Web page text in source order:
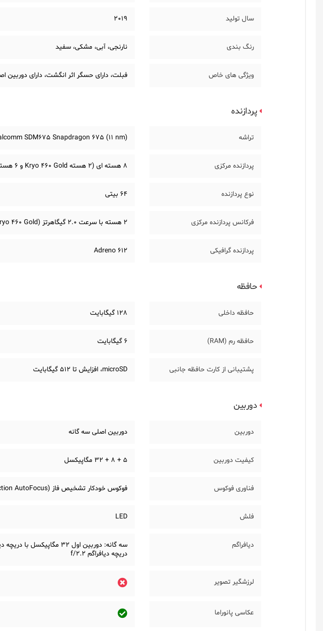
سال تولید 2019
رنگ بندی نارنجی، آبی، مشکی، سفید
ویژگی های خاص فبلت، دارای حسگر اثر انگشت، دارای
پردازنده
تراشه SDM675 Snapdragon 675 (11 nm)
پردازنده مرکزی 8 هسته ای (2 هسته Kryo 460 Gold و 6 هسته Kryo 460 Silver)
نوع پردازنده 64 بیتی
فرکانس پردازنده مرکزی 2 هسته با سرعت 2.0 گیگاهرتز (Kryo 460 Gold) و 6 هسته با سرعت 1.7 گیگاهرتز (Kryo 460 Silver)
پردازنده گرافیکی Adreno 612
حافظه
حافظه داخلی 128 گیگابایت
حافظه رم (RAM) 6 گیگابایت
پشتیبانی از کارت حافظه جانبی microSD، افزایش تا 512 گیگابایت
دوربین
دوربین دوربین اصلی سه گانه
کیفیت دوربین 5 + 8 + 32 مگاپیکسل
فناوری فوکوس فوکوس خودکار تشخیص فاز (Phase Detection AutoFocus)
فلش LED
دیافراگم
دریچه دیافراگم f/2.2
لرزشگیر تصویر
عکاسی پانوراما